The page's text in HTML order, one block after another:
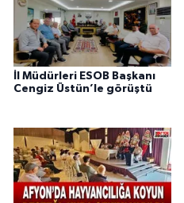
İl Müdürleri ESOB Başkanı
Cengiz Üstün’le görüştü